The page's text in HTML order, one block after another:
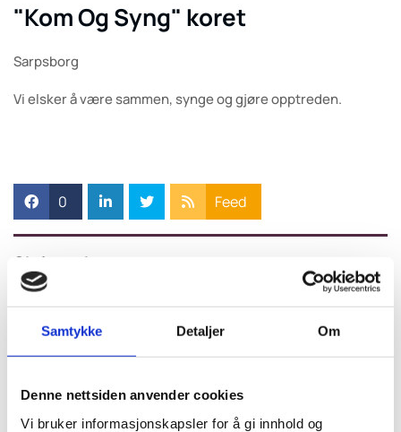
Samtykke Detaljer Om
Denne nettsiden anvender cookies
Vi bruker informasjonskapsler for å gi innhold og
"Kom Og Syng" koret
Sarpsborg
Vi elsker å være sammen, synge og gjøre opptreden.
0 Feed
Skriv en kommentar
Navn